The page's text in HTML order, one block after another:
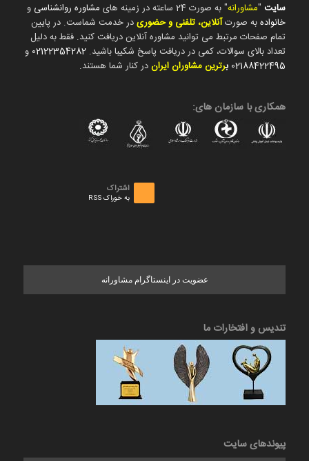
سایت"مشاورانه" به صورت 24 ساعته در زمینه های مشاوره روانشناسی و
خانوادهبه صورتآنلاین، تلفنی و حضوریدر خدمت شماست. در پایین
تمام صفحات مرتبط می توانید مشاوره آنلاین دریافت کنید. فقط به دلیل
تعداد بالای سوالات، کمی در دریافت پاسخ شکیبا باشید. 02122354282 و
02188422495 برترین مشاوران ایراندر کنار شما هستند.
همکاری با سازمان های:
اشتراک
به خوراک RSS
عضویت در اینستاگرام مشاورانه
تندیس و افتخارات ما
پیوندهای سایت